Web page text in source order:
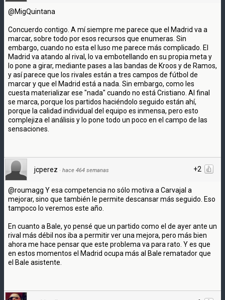
@MigQuintana
Concuerdo contigo. A mí siempre me parece que el Madrid va a
marcar, sobre todo por esos recursos que enumeras. Sin
embargo, cuando no esta el luso me parece más complicado. El
Madrid va atando al rival, lo va embotellando en su propia meta y
lo pone a girar, mediante pases a las bandas de Kroos y de Ramos,
y así parece que los rivales están a tres campos de fútbol de
marcar y que el Madrid está a nada. Sin embargo, como les
cuesta materializar ese "nada" cuando no está Cristiano. Al final
se marca, porque los partidos haciéndolo seguido están ahí,
porque la calidad individual del equipo es inmensa, pero esto
complejiza el análisis y lo pone todo un poco en el campo de las
sensaciones.
+2
jcperez · hace 464 semanas
@roumagg Y esa competencia no sólo motiva a Carvajal a
mejorar, sino que también le permite descansar más seguido. Eso
tampoco lo veremos este año.
En cuanto a Bale, yo pensé que un partido como el de ayer ante un
rival más débil nos iba a permitir ver una mejora, pero más bien
ahora me hace pensar que este problema va para rato. Y es que
en estos momentos el Madrid ocupa más al Bale rematador que
el Bale asistente.